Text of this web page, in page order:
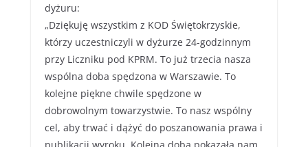
dyżuru:
„Dziękuję wszystkim z KOD Świętokrzyskie,
którzy uczestniczyli w dyżurze 24-godzinnym
przy Liczniku pod KPRM. To już trzecia nasza
wspólna doba spędzona w Warszawie. To
kolejne piękne chwile spędzone w
dobrowolnym towarzystwie. To nasz wspólny
cel, aby trwać i dążyć do poszanowania prawa i